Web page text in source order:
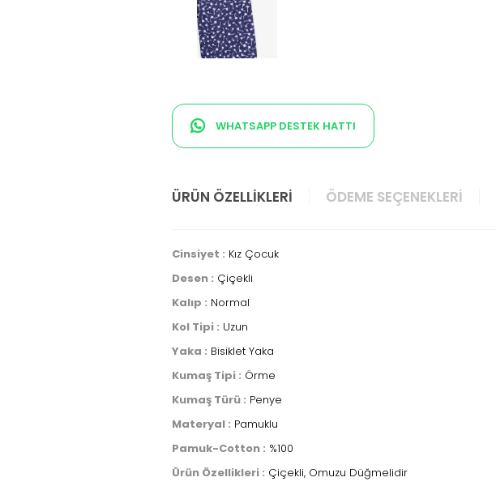
WHATSAPP DESTEK HATTI
ÜRÜN ÖZELLIKLERI ÖDEME SEÇENEKLERI
Cinsiyet : Kız Çocuk
Desen : Çiçekli
Kalıp : Normal
Kol Tipi : Uzun
Yaka : Bisiklet Yaka
Kumaş Tipi : Örme
Kumaş Türü : Penye
Materyal : Pamuklu
Pamuk-Cotton : %100
Ürün Özellikleri : Çiçekli, Omuzu Düğmelidir